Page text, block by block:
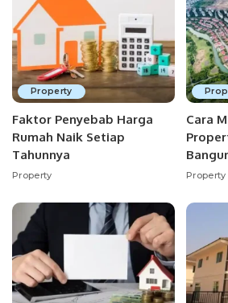
Property
Faktor Penyebab Harga
Rumah Naik Setiap
Tahunnya
Property
Cara
Property